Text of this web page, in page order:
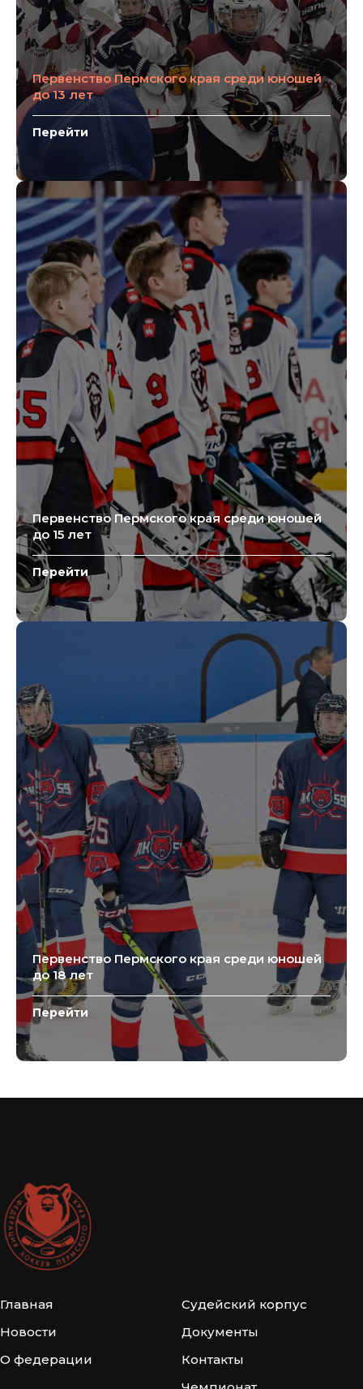
Первенство Пермского края среди юношей
до 13 лет
Перейти
Первенство Пермского края среди юношей
до 15 лет
Перейти
Первенство Пермского края среди юношей
до 18 лет
Перейти
Главная
Новости
О федерации
Судейский корпус
Документы
Контакты